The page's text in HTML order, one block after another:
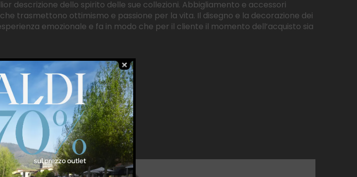
descrizione dello spirito delle sue collezioni. Abbigliamento e accessori
trasmettono ottimismo e passione per la vita. Il disegno e la decorazione dei
emozionale e fa in modo che per il cliente il momento dell’acquisto sia